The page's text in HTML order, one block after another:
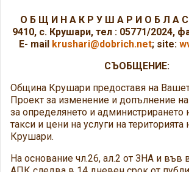
О Б Щ И Н А К Р У Ш А Р И О Б Л А
9410, с. Крушари, тел : 05771/2024,
E- mail krushari@dobrich.net; site:
СЪОБЩЕНИЕ:
Община Крушари предоставя на
Проект за изменение и допълнение
за определянето и администрирането
такси и цени на услуги на
Крушари.
На основание чл.26, ал.2 от ЗНА и във